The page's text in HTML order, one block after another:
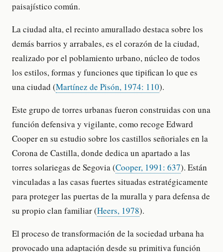
paisajístico común.
La ciudad alta, el recinto amurallado destaca sobre los
demás barrios y arrabales, es el corazón de la ciudad,
realizado por el poblamiento urbano, núcleo de todos
los estilos, formas y funciones que tipifican lo que es
una ciudad (Martínez de Pisón, 1974: 110).
Este grupo de torres urbanas fueron construidas con una
función defensiva y vigilante, como recoge Edward
Cooper en su estudio sobre los castillos señoriales en la
Corona de Castilla, donde dedica un apartado a las
torres solariegas de Segovia (Cooper, 1991: 637). Están
vinculadas a las casas fuertes situadas estratégicamente
para proteger las puertas de la muralla y para defensa de
su propio clan familiar (Heers, 1978).
El proceso de transformación de la sociedad urbana ha
provocado una adaptación desde su primitiva función